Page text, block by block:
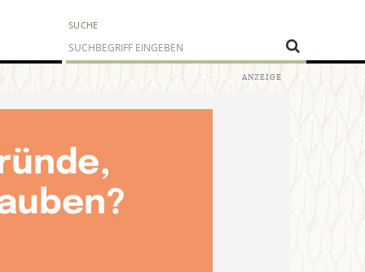
SUCHE